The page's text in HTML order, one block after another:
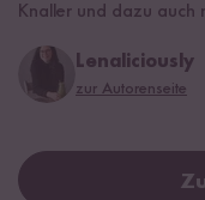
Knaller und dazu auch
Lenaliciously
zur Autorenseite